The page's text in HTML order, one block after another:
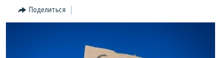
поиску
Поделиться